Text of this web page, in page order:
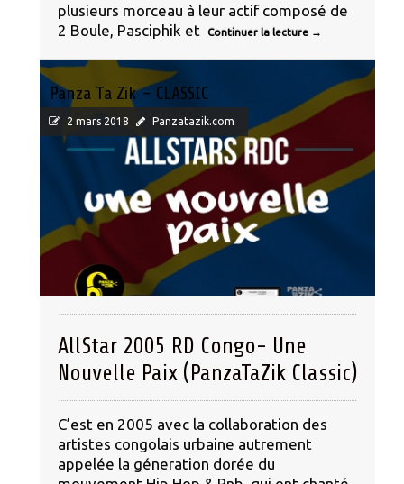
plusieurs morceau à leur actif composé de
2 Boule, Pasciphik et
Continuer la lecture →
Panza Ta Zik - CLASSIC
2 mars 2018 Panzatazik.com
AllStar 2005 RD Congo- Une
Nouvelle Paix (PanzaTaZik Classic)
C’est en 2005 avec la collaboration des
artistes congolais urbaine autrement
appelée la géneration dorée du